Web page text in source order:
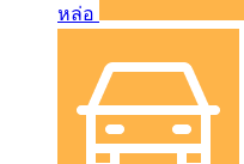
หล่อ